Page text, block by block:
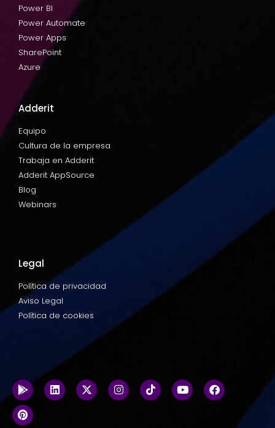
Power BI
Power Automate
Power Apps
SharePoint
Azure
Adderit
Equipo
Cultura de la empresa
Trabaja en Adderit
Adderit AppSource
Blog
Webinars
Legal
Política de privacidad
Aviso Legal
Política de cookies